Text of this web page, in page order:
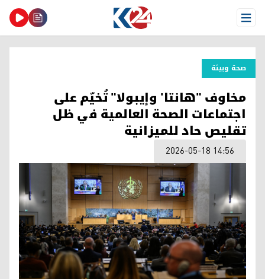
Open Menu
صحة وبیئة
مخاوف "هانتا' وإيبولا" تُخيّم على
اجتماعات الصحة العالمية في ظل
تقليص حاد للميزانية
2026-05-18 14:56